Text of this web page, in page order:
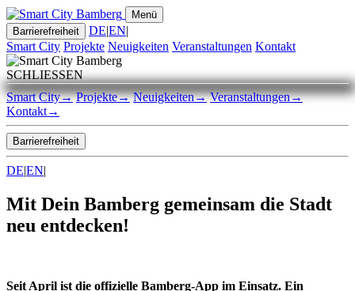
Menü
Barrierefreiheit
DE|EN|
Smart City Projekte Neuigkeiten Veranstaltungen Kontakt
SCHLIESSEN
Smart City→ Projekte→ Neuigkeiten→ Veranstaltungen→
Kontakt→
Barrierefreiheit
DE|EN|
Mit Dein Bamberg gemeinsam die Stadt
neu entdecken!
Seit April ist die offizielle Bamberg-App im Einsatz. Ein